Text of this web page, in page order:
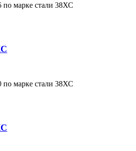
по марке стали 38ХС
по марке стали 38ХС